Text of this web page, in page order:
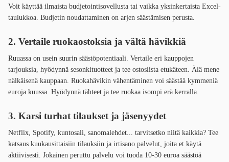
Voit käyttää ilmaista budjetointisovellusta tai vaikka yksinkertaista Excel-
taulukkoa. Budjetin noudattaminen on arjen säästämisen perusta.
2. Vertaile ruokaostoksia ja vältä hävikkiä
Ruuassa on usein suurin säästöpotentiaali. Vertaile eri kauppojen
tarjouksia, hyödynnä sesonkituotteet ja tee ostoslista etukäteen. Älä mene
nälkäisenä kauppaan. Ruokahävikin vähentäminen voi säästää kymmeniä
euroja kuussa. Hyödynnä tähteet ja tee ruokaa isompi erä kerralla.
3. Karsi turhat tilaukset ja jäsenyydet
Netflix, Spotify, kuntosali, sanomalehdet... tarvitsetko niitä kaikkia? Tee
katsaus kuukausittaisiin tilauksiin ja irtisano palvelut, joita et käytä
aktiivisesti. Jokainen peruttu palvelu voi tuoda 10-30 euroa säästöä